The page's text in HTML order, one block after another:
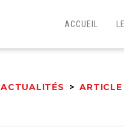
ACCUEIL
ACTUALITÉS > ARTICLE